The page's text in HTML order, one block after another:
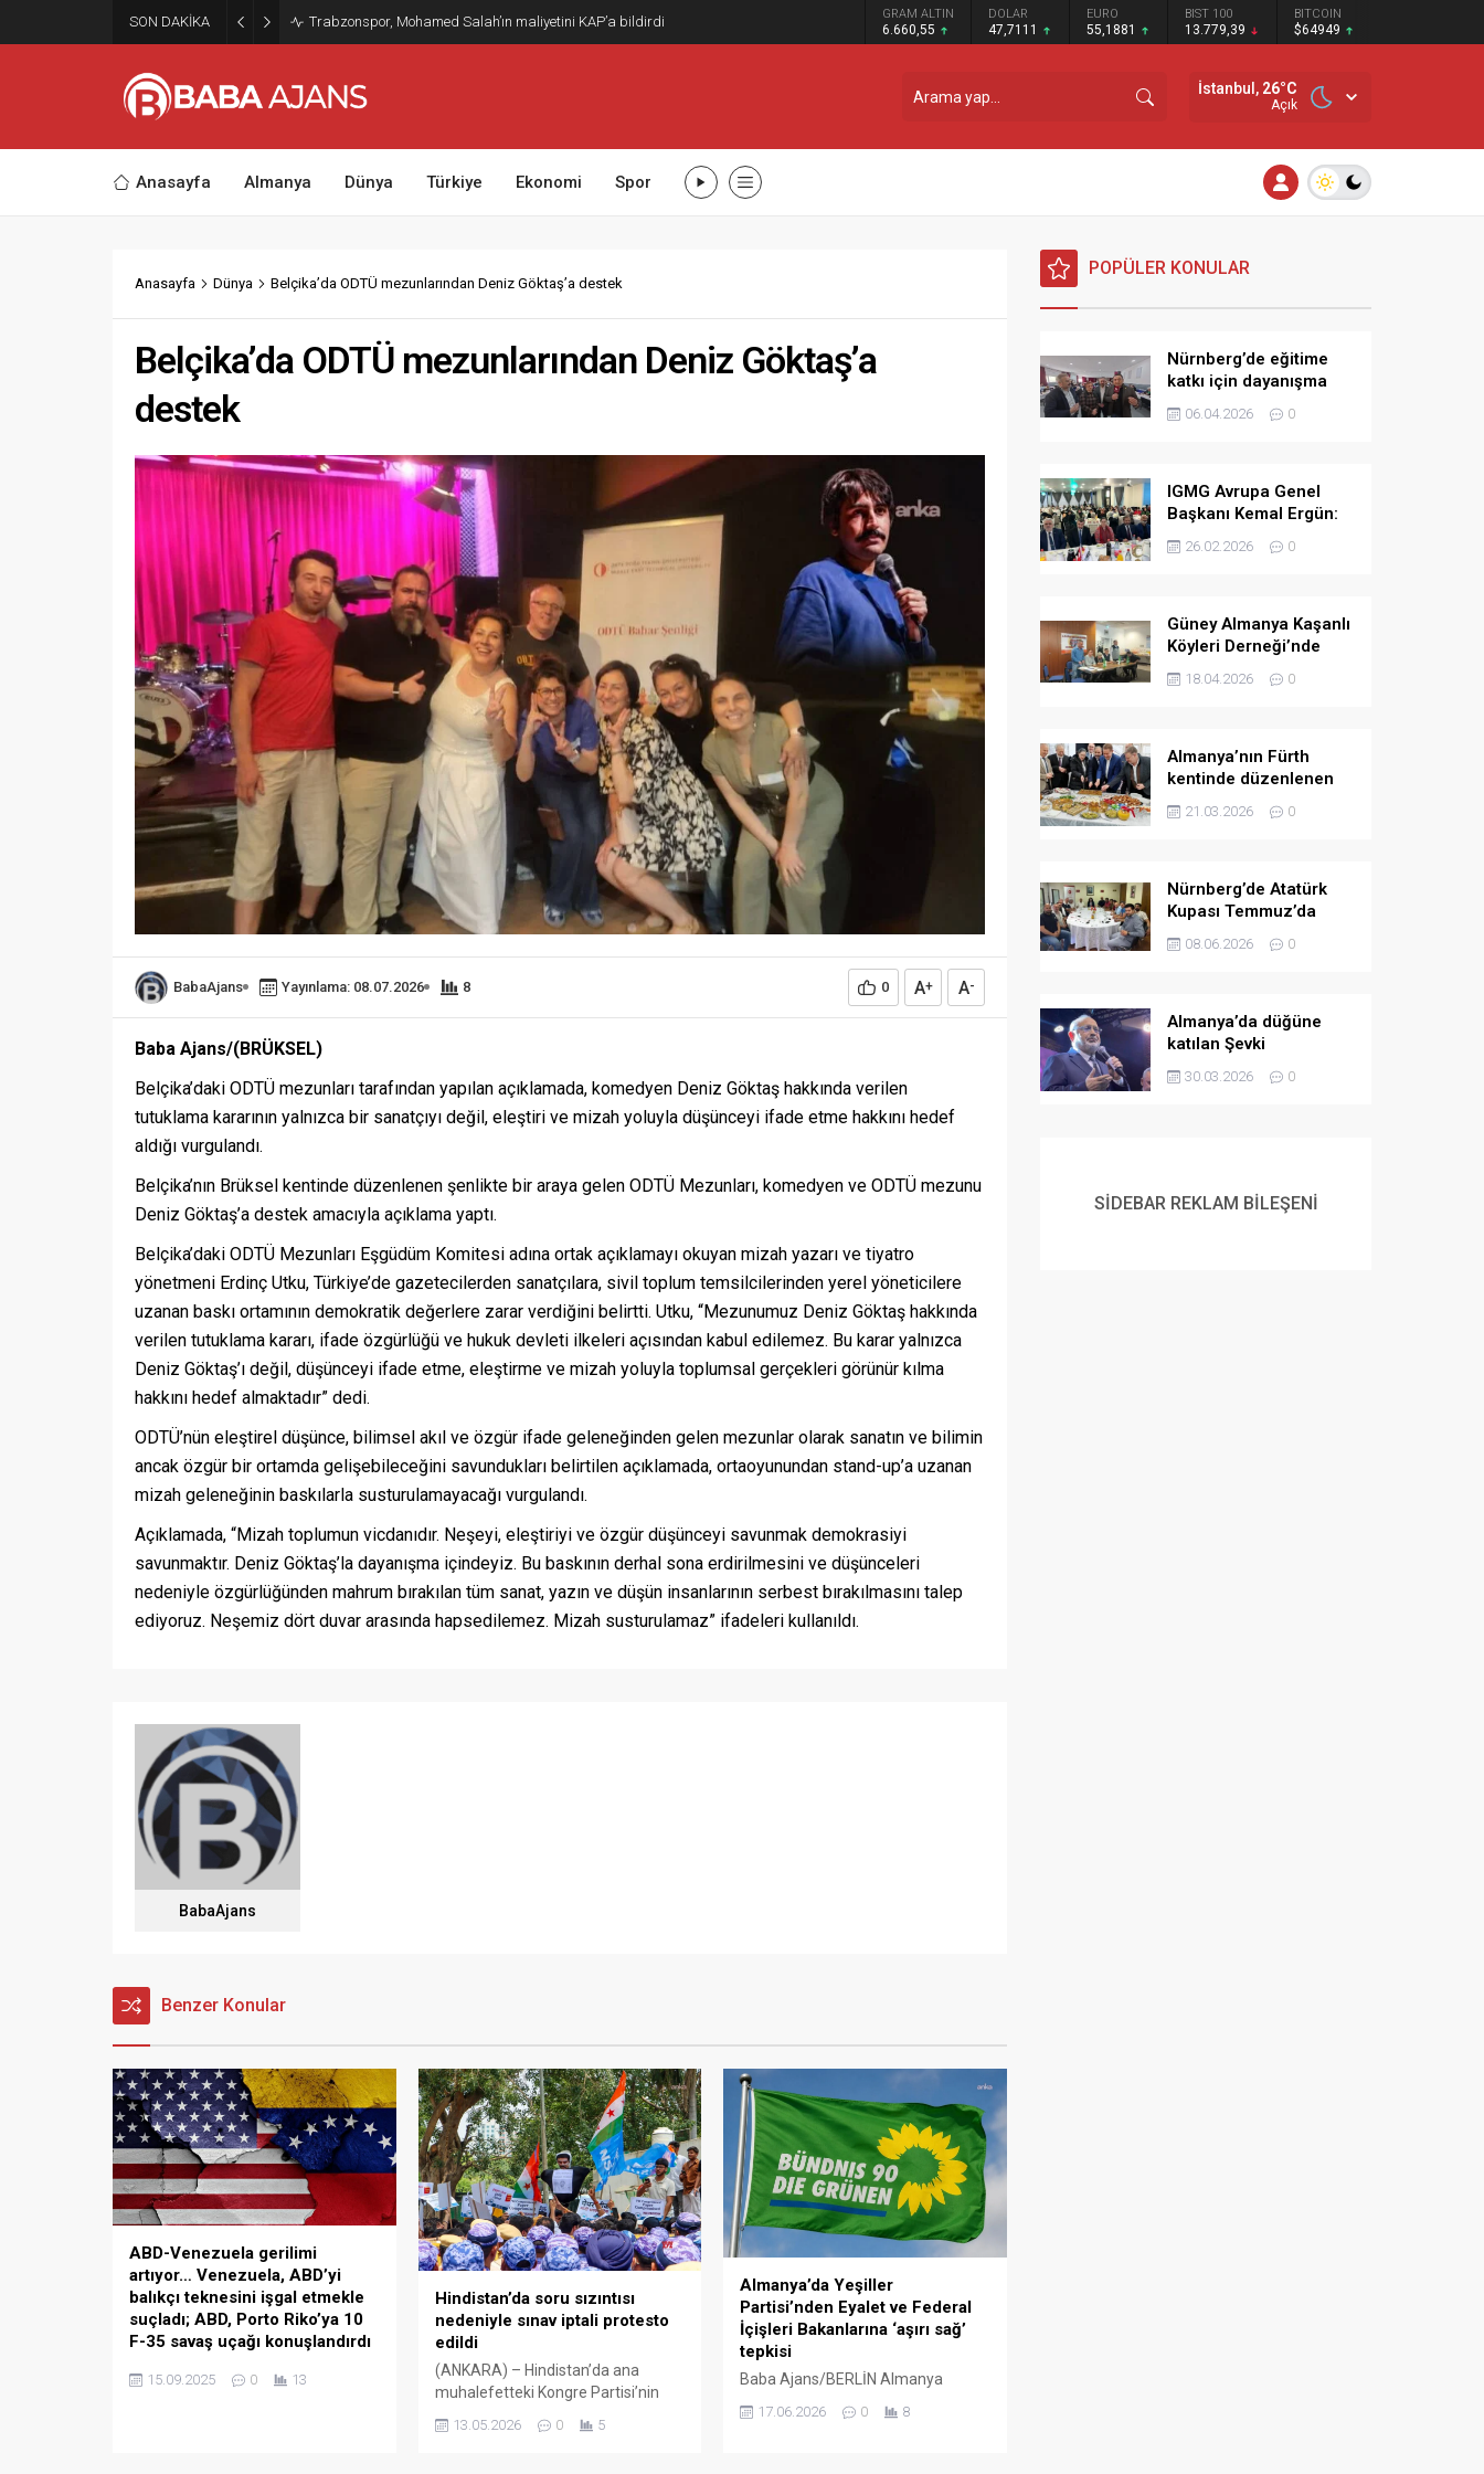
SON DAKİKA Trabzonspor, Mohamed Salah’ın maliyetini KAP’a bildirdi GRAM ALTIN
6.660,55
DOLAR
47,7111
EURO
55,1881
BIST 100
13.779,39
BITCOIN
$64949
İstanbul, 26°C
Açık
Anasayfa Almanya Dünya Türkiye Ekonomi Spor
Anasayfa Dünya Belçika’da ODTÜ mezunlarından Deniz Göktaş’a destek
Belçika’da ODTÜ mezunlarından Deniz Göktaş’a
destek
BabaAjans Yayınlama: 08.07.2026 8 0 A+ A-
Baba Ajans/(BRÜKSEL)
Belçika’daki ODTÜ mezunları tarafından yapılan açıklamada, komedyen Deniz Göktaş hakkında verilen
tutuklama kararının yalnızca bir sanatçıyı değil, eleştiri ve mizah yoluyla düşünceyi ifade etme hakkını hedef
aldığı vurgulandı.
Belçika’nın Brüksel kentinde düzenlenen şenlikte bir araya gelen ODTÜ Mezunları, komedyen ve ODTÜ mezunu
Deniz Göktaş’a destek amacıyla açıklama yaptı.
Belçika’daki ODTÜ Mezunları Eşgüdüm Komitesi adına ortak açıklamayı okuyan mizah yazarı ve tiyatro
yönetmeni Erdinç Utku, Türkiye’de gazetecilerden sanatçılara, sivil toplum temsilcilerinden yerel yöneticilere
uzanan baskı ortamının demokratik değerlere zarar verdiğini belirtti. Utku, “Mezunumuz Deniz Göktaş hakkında
verilen tutuklama kararı, ifade özgürlüğü ve hukuk devleti ilkeleri açısından kabul edilemez. Bu karar yalnızca
Deniz Göktaş’ı değil, düşünceyi ifade etme, eleştirme ve mizah yoluyla toplumsal gerçekleri görünür kılma
hakkını hedef almaktadır” dedi.
ODTÜ’nün eleştirel düşünce, bilimsel akıl ve özgür ifade geleneğinden gelen mezunlar olarak sanatın ve bilimin
ancak özgür bir ortamda gelişebileceğini savundukları belirtilen açıklamada, ortaoyunundan stand-up’a uzanan
mizah geleneğinin baskılarla susturulamayacağı vurgulandı.
Açıklamada, “Mizah toplumun vicdanıdır. Neşeyi, eleştiriyi ve özgür düşünceyi savunmak demokrasiyi
savunmaktır. Deniz Göktaş’la dayanışma içindeyiz. Bu baskının derhal sona erdirilmesini ve düşünceleri
nedeniyle özgürlüğünden mahrum bırakılan tüm sanat, yazın ve düşün insanlarının serbest bırakılmasını talep
ediyoruz. Neşemiz dört duvar arasında hapsedilemez. Mizah susturulamaz” ifadeleri kullanıldı.
BabaAjans
Benzer Konular
ABD-Venezuela gerilimi
artıyor… Venezuela, ABD’yi
balıkçı teknesini işgal etmekle
suçladı; ABD, Porto Riko’ya 10
F-35 savaş uçağı konuşlandırdı
ülkenin özel ekonomik bölgesinde 9
15.09.2025 0 13
Hindistan’da soru sızıntısı
nedeniyle sınav iptali protesto
edildi
(ANKARA) – Hindistan’da ana
muhalefetteki Kongre Partisi’nin
yetkililerin sınav sorularının
13.05.2026 0 5
Almanya’da Yeşiller
Partisi’nden Eyalet ve Federal
İçişleri Bakanlarına ‘aşırı sağ’
tepkisi
Baba Ajans/BERLİN Almanya
yapılacak İçişleri Bakanları
17.06.2026 0 8
POPÜLER KONULAR
Nürnberg’de eğitime
katkı için dayanışma
kahvaltısı
06.04.2026 0
IGMG Avrupa Genel
Başkanı Kemal Ergün:
Müslümanlara yönelik
ön yargılar arttı.
26.02.2026 0
Güney Almanya Kaşanlı
Köyleri Derneği’nde
yeni yönetim belirlendi
18.04.2026 0
Almanya’nın Fürth
kentinde düzenlenen
bayramlaşma
programında birlik ve
21.03.2026 0
Nürnberg’de Atatürk
Kupası Temmuz’da
düzenlenecek
08.06.2026 0
Almanya’da düğüne
katılan Şevki
Yılmaz’dan gençlere
evlilik çağrısı:
30.03.2026 0
SİDEBAR REKLAM BİLEŞENİ